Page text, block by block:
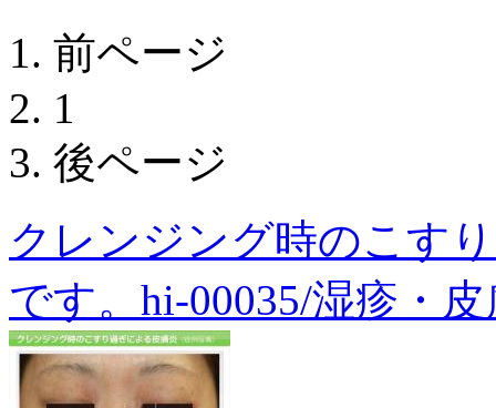
前ページ
1
後ページ
クレンジング時のこす
です。hi-00035/湿疹・